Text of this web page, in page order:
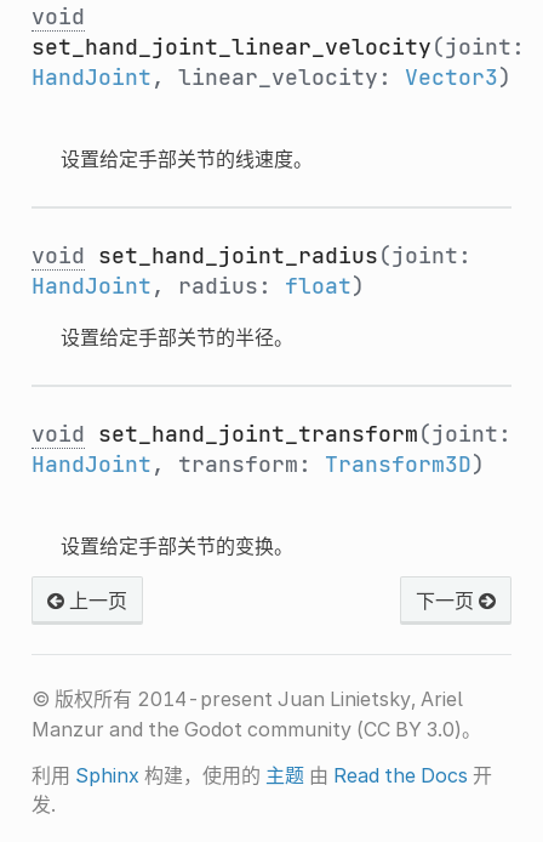
void
set_hand_joint_linear_velocity(joint:
HandJoint, linear_velocity: Vector3)
设置给定手部关节的线速度。
void set_hand_joint_radius(joint:
HandJoint, radius: float)
设置给定手部关节的半径。
void set_hand_joint_transform(joint:
HandJoint, transform: Transform3D)
设置给定手部关节的变换。
上一页 下一页
© 版权所有 2014-present Juan Linietsky, Ariel
Manzur and the Godot community (CC BY 3.0)。
利用 Sphinx 构建，使用的 主题由 Read the Docs 开
发.